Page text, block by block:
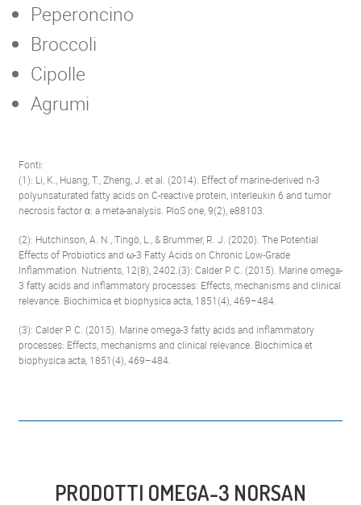
Peperoncino
Broccoli
Cipolle
Agrumi
Fonti:
(1): Li, K., Huang, T., Zheng, J. et al. (2014). Effect of marine-derived n-3
polyunsaturated fatty acids on C-reactive protein, interleukin 6 and tumor
necrosis factor α: a meta-analysis. PloS one, 9(2), e88103.
(2): Hutchinson, A. N., Tingö, L., & Brummer, R. J. (2020). The Potential
Effects of Probiotics and ω-3 Fatty Acids on Chronic Low-Grade
Inflammation. Nutrients, 12(8), 2402.(3): Calder P. C. (2015). Marine omega-
3 fatty acids and inflammatory processes: Effects, mechanisms and clinical
relevance. Biochimica et biophysica acta, 1851(4), 469–484.
(3): Calder P. C. (2015). Marine omega-3 fatty acids and inflammatory
processes: Effects, mechanisms and clinical relevance. Biochimica et
biophysica acta, 1851(4), 469–484.
PRODOTTI OMEGA-3 NORSAN